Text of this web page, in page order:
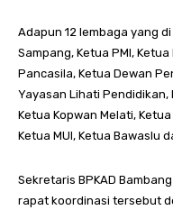
Adapun 12 lembaga yang
Sampang, Ketua PMI,
Pancasila, Ketua Dewan
Yayasan Lihati Pendidikan,
Ketua Kopwan Melati,
Ketua MUI, Ketua Bawaslu
Sekretaris BPKAD
rapat koordinasi tersebut